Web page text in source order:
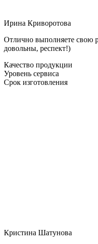
Ирина Криворотова
Отлично выполняете свою
довольны, респект!)
Качество продукции
Уровень сервиса
Срок изготовления
Кристина Шатунова